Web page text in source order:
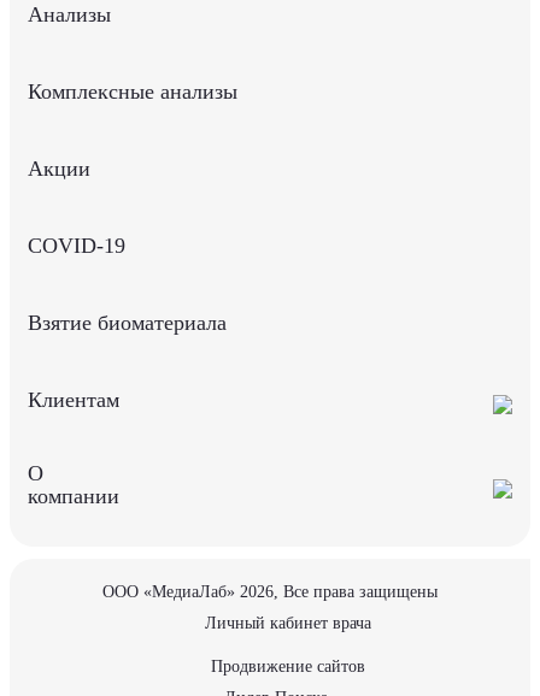
Анализы
Комплексные анализы
Акции
COVID-19
Взятие биоматериала
Клиентам
О
компании
ООО «МедиаЛаб» 2026, Все права защищены
Личный кабинет врача
Продвижение сайтов